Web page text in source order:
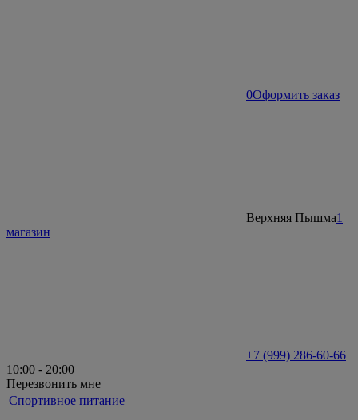
0Оформить заказ
Верхняя Пышма1
магазин
+7 (999) 286-60-66
10:00 - 20:00
Перезвонить мне
Спортивное питание